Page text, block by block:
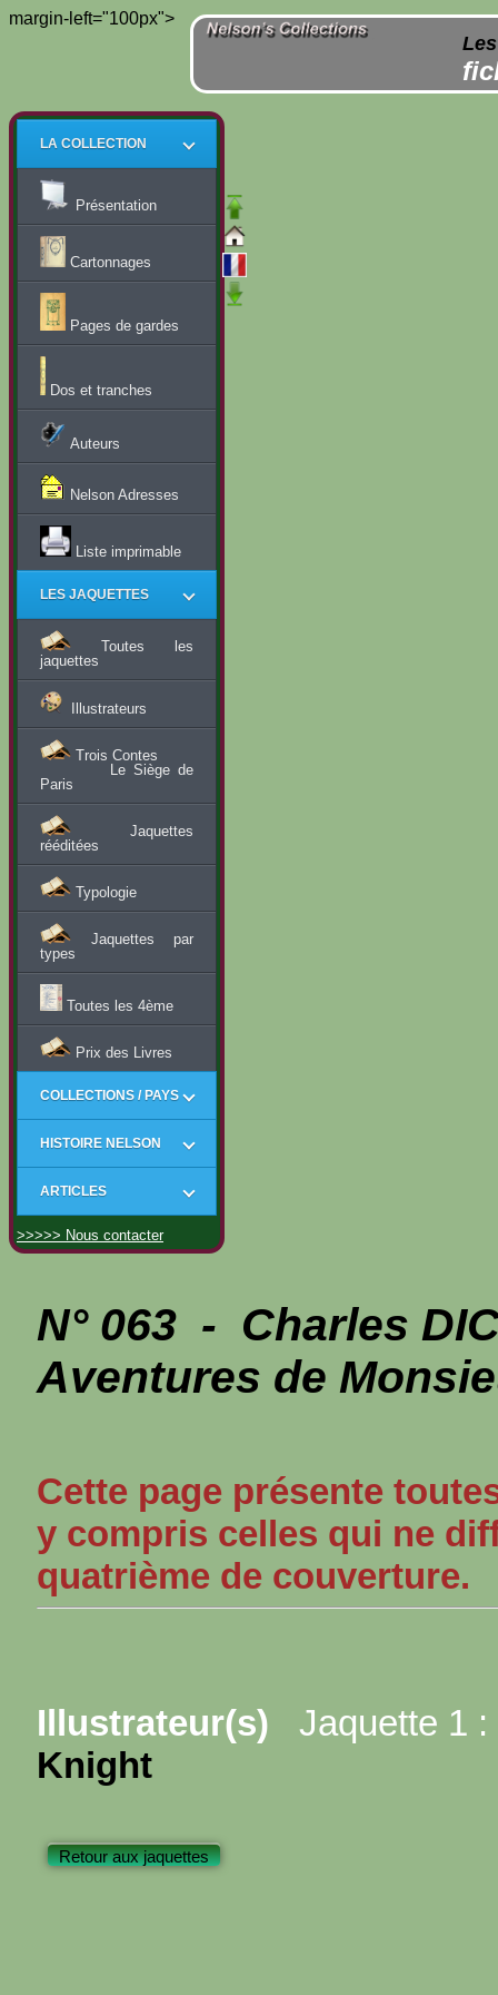
margin-left="100px">
LA COLLECTION
Présentation
Cartonnages
Pages de gardes
Dos et tranches
Auteurs
Nelson Adresses
Liste imprimable
LES JAQUETTES
Toutes les
jaquettes
Illustrateurs
Trois Contes
Le Siège de
Paris
Jaquettes
rééditées
Typologie
Jaquettes par
types
Toutes les 4ème
Prix des Livres
COLLECTIONS / PAYS
HISTOIRE NELSON
ARTICLES
>>>>> Nous contacter
N° 063 - Charles
Aventures de
Cette page présente
y compris celles qui ne
quatrième de couverture.
Illustrateur(s) Jaquette 1 :
Knight
Retour aux jaquettes